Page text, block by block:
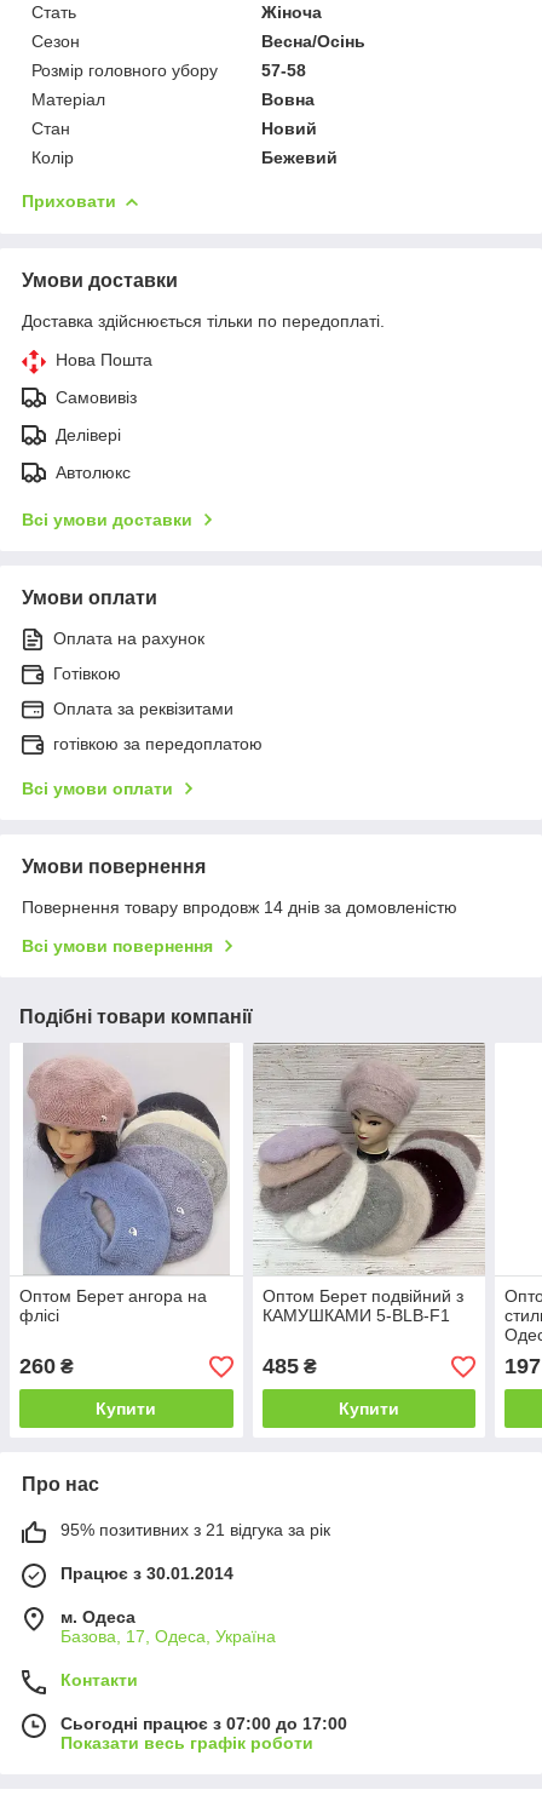
Стать
Жіноча
Сезон
Весна/Осінь
Розмір головного убору
57-58
Матеріал
Вовна
Стан
Новий
Колір
Бежевий
Приховати
Умови доставки
Доставка здійснюється тільки по передоплаті.
Нова Пошта
Самовивіз
Делівері
Автолюкс
Всі умови доставки
Умови оплати
Оплата на рахунок
Готівкою
Оплата за реквізитами
готівкою за передоплатою
Всі умови оплати
Умови повернення
Повернення товару впродовж 14 днів за домовленістю
Всі умови повернення
Подібні товари компанії
Оптом Берет ангора на
флісі
260 ₴
Купити
Оптом Берет подвійний з
КАМУШКАМИ 5-ВLB-F1
485₴
Купити
197
Про нас
95% позитивних з 21 відгука за рік
Працює з 30.01.2014
м. Одеса
Базова, 17, Одеса, Україна
Контакти
Сьогодні працює з 07:00 до 17:00
Показати весь графік роботи